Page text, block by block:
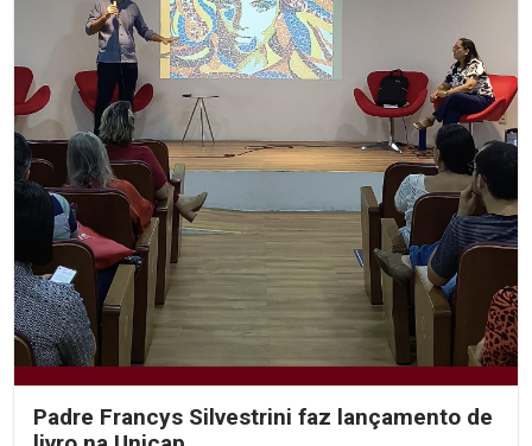
Padre Francys Silvestrini faz lançamento de